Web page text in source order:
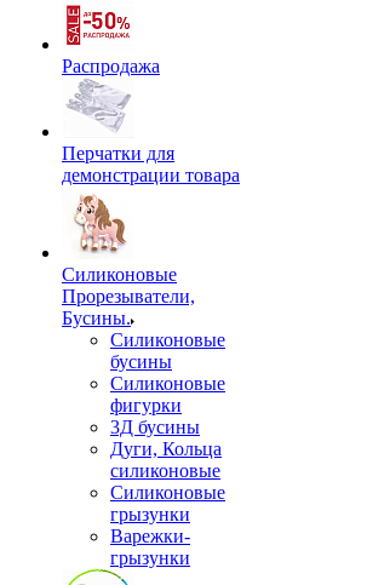
Распродажа
Перчатки для
демонстрации товара
Силиконовые
Прорезыватели,
Бусины.
Силиконовые
бусины
Силиконовые
фигурки
3Д бусины
Дуги, Кольца
силиконовые
Силиконовые
грызунки
Варежки-
грызунки